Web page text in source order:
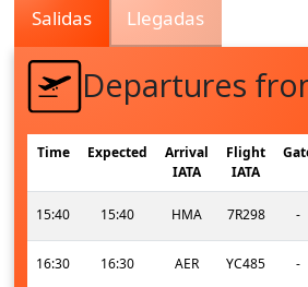
Salidas Llegadas
Departures
Time Expected
Arrival
IATA
Flight
IATA
15:40 15:40 HMA 7R298 -
16:30 16:30 AER YC485 -